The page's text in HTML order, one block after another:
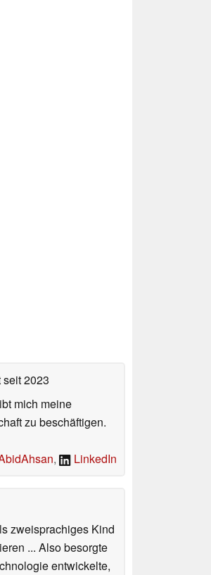
seit 2023
mich meine
zu beschäftigen.
, LinkedIn
zweisprachiges Kind
... Also besorgte
entwickelte,